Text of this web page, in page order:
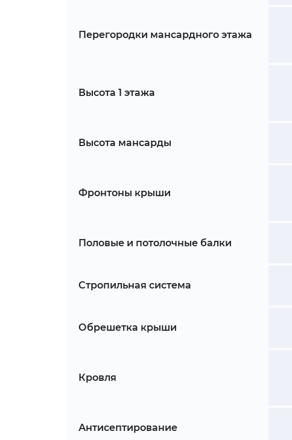
Перегородки мансардного этажа
Высота 1 этажа
Высота мансарды
Фронтоны крыши
Половые и потолочные балки
Стропильная система
Обрешетка крыши
Кровля
Антисептирование